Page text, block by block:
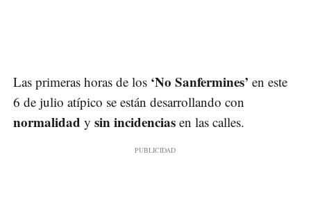
Las primeras horas de los ‘No Sanfermines’ en este
6 de julio atípico se están desarrollando con
normalidad y sin incidencias en las calles.